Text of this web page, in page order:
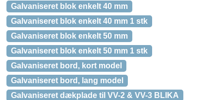
Galvaniseret blok enkelt 40 mm
Galvaniseret blok enkelt 40 mm 1 stk
Galvaniseret blok enkelt 50 mm
Galvaniseret blok enkelt 50 mm 1 stk
Galvaniseret bord, kort model
Galvaniseret bord, lang model
Galvaniseret dækplade til VV-2 & VV-3 BLIKA